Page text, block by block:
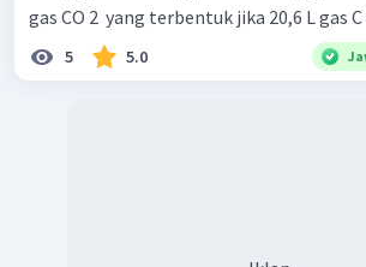
gas CO 2 ​ yang terbentuk jika 20,6 L gas
5 5.0